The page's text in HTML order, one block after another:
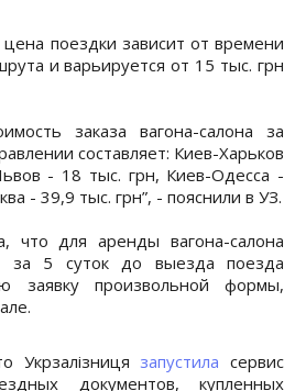
поездки зависит от времени
и варьируется от 15 тыс. грн
заказа вагона-салона за
составляет: Киев-Харьков
- 18 тыс. грн, Киев-Одесса -
- 39,9 тыс. грн”, - пояснили в УЗ.
что для аренды вагона-салона
5 суток до выезда поезда
заявку произвольной формы,
Укрзалізниця запустила сервис
документов, купленных